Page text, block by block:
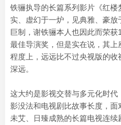
铁骊执导的长篇系列影片《红
实、虚幻于一炉，见典雅、豪
巨制，谢铁骊本人也因此而荣
最佳导演奖，但是实在说，其
程度上，远远比不过央视版的
深远。
这大约是影视交替与多元化时
影没法和电视剧比故事长度，
未艾、日臻成熟的长篇电视连